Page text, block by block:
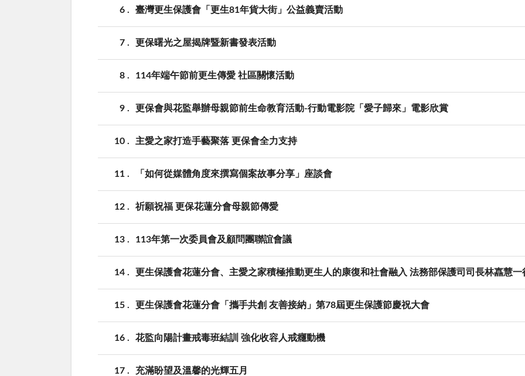
6 臺灣更生保護會「更生81年貨大街」公益義賣活動
7 更保曙光之屋揭牌暨新書發表活動
8 114年端午節前更生傳愛 社區關懷活動
9 更保會與花監舉辦母親節前生命教育活動-行動電影院「愛子歸來」電影欣賞
10 主愛之家打造手藝聚落 更保會全力支持
11 「如何從媒體角度來撰寫個案故事分享」座談會
12 祈願祝福 更保花蓮分會母親節傳愛
13 113年第一次委員會及顧問團聯誼會議
14 更生保護會花蓮分會、主愛之家積極推動更生人的康復和社會融入 法務部保護司司長林嚞慧一
15 更生保護會花蓮分會「攜手共創 友善接納」第78屆更生保護節慶祝大會
16 花監向陽計畫戒毒班結訓 強化收容人戒癮動機
17 充滿盼望及溫馨的光輝五月